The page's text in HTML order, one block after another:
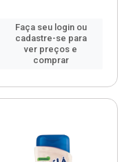
Faça seu login ou
cadastre-se para
ver preços e
comprar